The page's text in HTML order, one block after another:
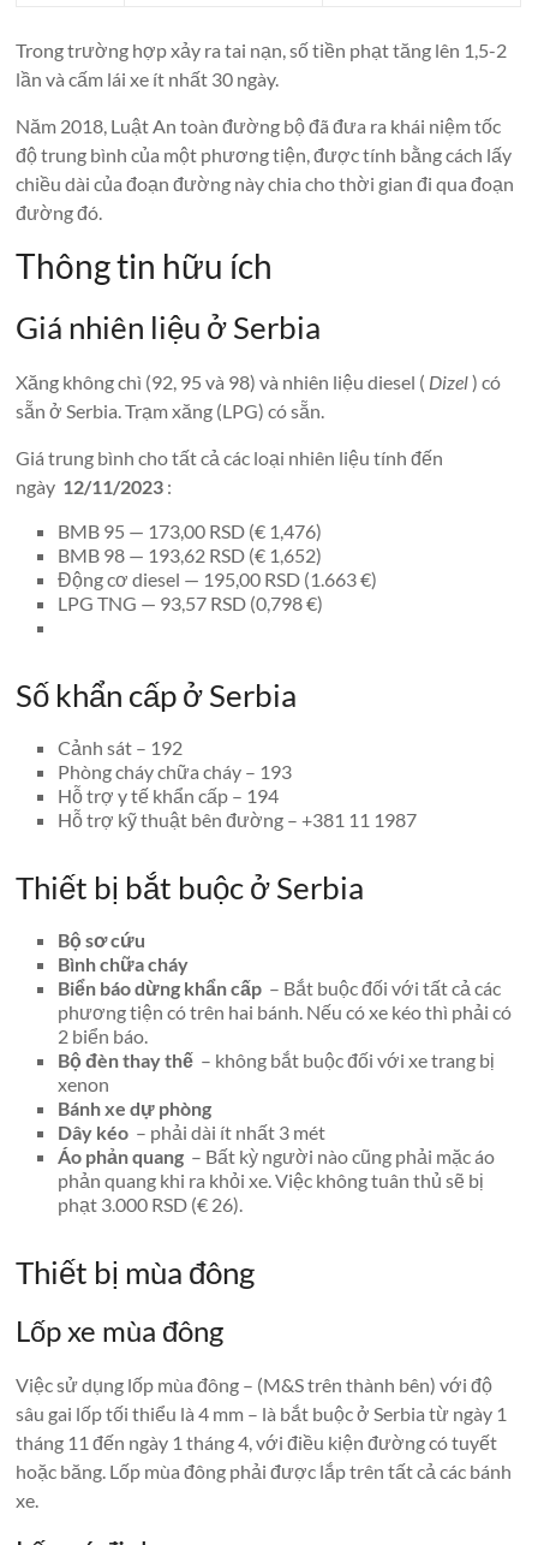
Trong trường hợp xảy ra tai nạn, số tiền phạt tăng lên 1,5-2
lần và cấm lái xe ít nhất 30 ngày.
Năm 2018, Luật An toàn đường bộ đã đưa ra khái niệm tốc
độ trung bình của một phương tiện, được tính bằng cách lấy
chiều dài của đoạn đường này chia cho thời gian đi qua đoạn
đường đó.
Thông tin hữu ích
Giá nhiên liệu ở Serbia
Xăng không chì (92, 95 và 98) và nhiên liệu diesel ( Dizel) có
sẵn ở Serbia. Trạm xăng (LPG) có sẵn.
Giá trung bình cho tất cả các loại nhiên liệu tính đến
ngày 12/11/2023 :
BMB 95 — 173,00 RSD (€ 1,476)
BMB 98 — 193,62 RSD (€ 1,652)
Động cơ diesel — 195,00 RSD (1.663 €)
LPG TNG — 93,57 RSD (0,798 €)
Số khẩn cấp ở Serbia
Cảnh sát – 192
Phòng cháy chữa cháy – 193
Hỗ trợ y tế khẩn cấp – 194
Hỗ trợ kỹ thuật bên đường – +381 11 1987
Thiết bị bắt buộc ở Serbia
Bộ sơ cứu
Bình chữa cháy
Biển báo dừng khẩn cấp – Bắt buộc đối với tất cả các
phương tiện có trên hai bánh. Nếu có xe kéo thì phải có
2 biển báo.
Bộ đèn thay thế – không bắt buộc đối với xe trang bị
xenon
Bánh xe dự phòng
Dây kéo – phải dài ít nhất 3 mét
Áo phản quang – Bất kỳ người nào cũng phải mặc áo
phản quang khi ra khỏi xe. Việc không tuân thủ sẽ bị
phạt 3.000 RSD (€ 26).
Thiết bị mùa đông
Lốp xe mùa đông
Việc sử dụng lốp mùa đông – (M&S trên thành bên) với độ
sâu gai lốp tối thiểu là 4 mm – là bắt buộc ở Serbia từ ngày 1
tháng 11 đến ngày 1 tháng 4, với điều kiện đường có tuyết
hoặc băng. Lốp mùa đông phải được lắp trên tất cả các bánh
xe.